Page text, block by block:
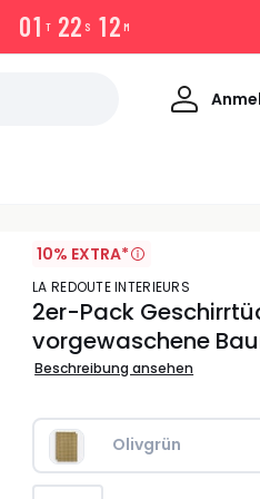
01 T 22 S 12 M
10% EXTRA*
LA REDOUTE INTERIEURS
2er-Pack
vorgewaschene
Beschreibung ansehen
Olivgrün